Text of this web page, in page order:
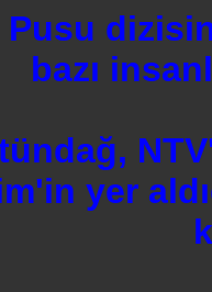
bazı
yer